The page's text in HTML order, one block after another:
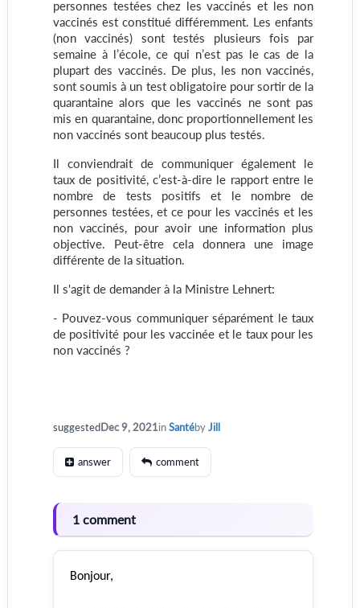
personnes testées chez les vaccinés et les non
vaccinés est constitué différemment. Les enfants
(non vaccinés) sont testés plusieurs fois par
semaine à l’école, ce qui n’est pas le cas de la
plupart des vaccinés. De plus, les non vaccinés,
sont soumis à un test obligatoire pour sortir de la
quarantaine alors que les vaccinés ne sont pas
mis en quarantaine, donc proportionnellement les
non vaccinés sont beaucoup plus testés.
Il conviendrait de communiquer également le
taux de positivité, c’est-à-dire le rapport entre le
nombre de tests positifs et le nombre de
personnes testées, et ce pour les vaccinés et les
non vaccinés, pour avoir une information plus
objective. Peut-être cela donnera une image
différente de la situation.
Il s'agit de demander à la Ministre Lehnert:
- Pouvez-vous communiquer séparément le taux
de positivité pour les vaccinée et le taux pour les
non vaccinés ?
suggestedDec 9, 2021inSantébyJill
answer comment
1 comment
Bonjour,